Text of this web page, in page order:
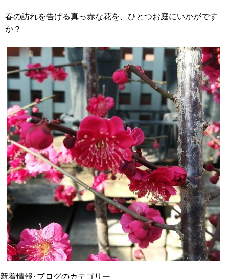
春の訪れを告げる真っ赤な花を、ひとつお庭にいかがです
か？
新着情報･ブログのカテゴリー